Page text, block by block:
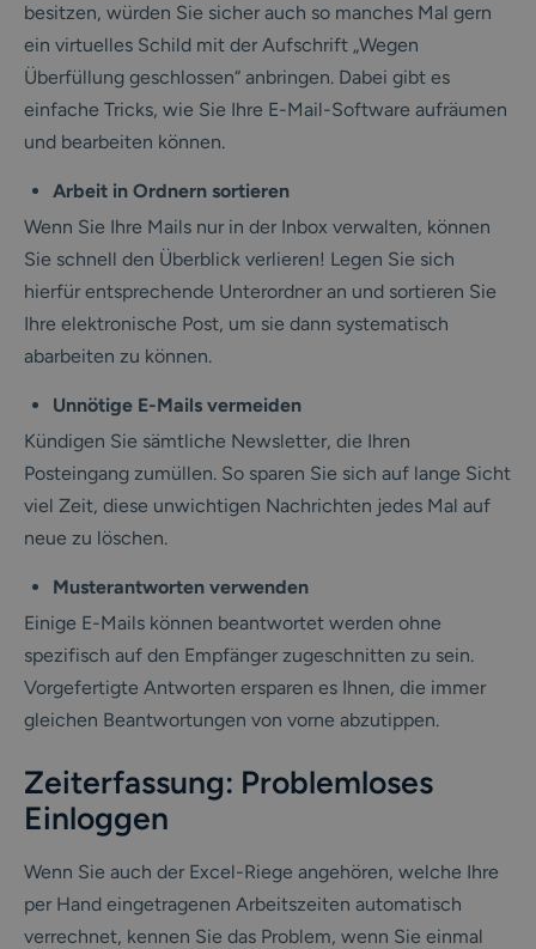
besitzen, würden Sie sicher auch so manches Mal gern
ein virtuelles Schild mit der Aufschrift „Wegen
Überfüllung geschlossen“ anbringen. Dabei gibt es
einfache Tricks, wie Sie Ihre E-Mail-Software aufräumen
und bearbeiten können.
Arbeit in Ordnern sortieren
Wenn Sie Ihre Mails nur in der Inbox verwalten, können
Sie schnell den Überblick verlieren! Legen Sie sich
hierfür entsprechende Unterordner an und sortieren Sie
Ihre elektronische Post, um sie dann systematisch
abarbeiten zu können.
Unnötige E-Mails vermeiden
Kündigen Sie sämtliche Newsletter, die Ihren
Posteingang zumüllen. So sparen Sie sich auf lange Sicht
viel Zeit, diese unwichtigen Nachrichten jedes Mal auf
neue zu löschen.
Musterantworten verwenden
Einige E-Mails können beantwortet werden ohne
spezifisch auf den Empfänger zugeschnitten zu sein.
Vorgefertigte Antworten ersparen es Ihnen, die immer
gleichen Beantwortungen von vorne abzutippen.
Zeiterfassung: Problemloses
Einloggen
Wenn Sie auch der Excel-Riege angehören, welche Ihre
per Hand eingetragenen Arbeitszeiten automatisch
verrechnet, kennen Sie das Problem, wenn Sie einmal